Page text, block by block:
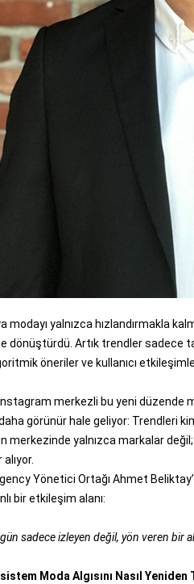
modayı yalnızca hızlandırmakla
dönüştürdü. Artık trendler sadece
öneriler ve kullanıcı
merkezli bu yeni düzende
görünür hale geliyor: Trendleri
merkezinde yalnızca markalar
alıyor.
Yönetici Ortağı Ahmet
bir etkileşim alanı:
sadece izleyen değil, yön veren bir
Moda Algısını Nasıl Yeniden